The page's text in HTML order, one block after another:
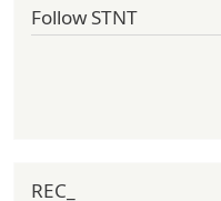
Follow STNT
REC_